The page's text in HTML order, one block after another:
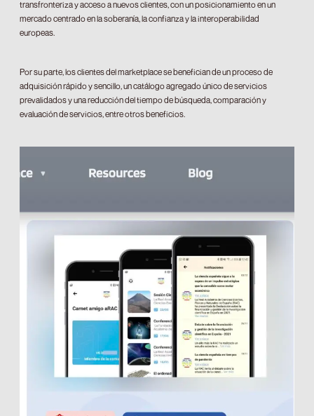
transfronteriza y acceso a nuevos clientes, con un posicionamiento en un
mercado centrado en la soberanía, la confianza y la interoperabilidad
europeas.
Por su parte, los clientes del marketplace se benefician de un proceso de
adquisición rápido y sencillo, un catálogo agregado único de servicios
prevalidados y una reducción del tiempo de búsqueda, comparación y
evaluación de servicios, entre otros beneficios.